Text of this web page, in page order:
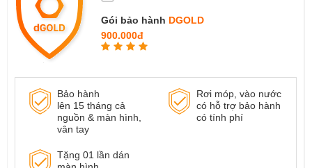
Gói bảo hành DGOLD
900.000đ
Bảo hành
lên 15 tháng cả
nguồn & màn hình,
vân tay
Rơi móp, vào nước
có hỗ trợ bảo hành
có tính phí
Tặng 01 lần dán